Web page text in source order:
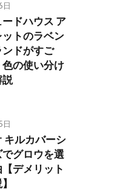
日
ドハウス ア
ットのラベン
ンドがすご
色の使い分け
説
日
キルカバーシ
でグロウを選
デメリット